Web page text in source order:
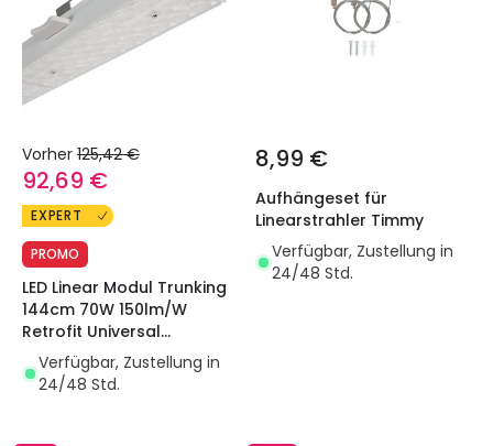
Vorher 125,42 €
92,69 €
EXPERT
PROMO
LED Linear Modul Trunking
144cm 70W 150lm/W
Retrofit Universal
Pull&Push System
Dimmbar 1-10V
Verfügbar, Zustellung in
24/48 Std.
8,99 €
Aufhängeset für
Linearstrahler Timmy
Verfügbar, Zustellung in
24/48 Std.